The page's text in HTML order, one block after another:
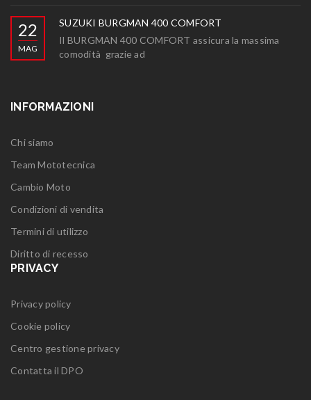
22
MAG
SUZUKI BURGMAN 400 COMFORT
Il BURGMAN 400 COMFORT assicura la massima
comodità grazie ad
INFORMAZIONI
Chi siamo
Team Mototecnica
Cambio Moto
Condizioni di vendita
Termini di utilizzo
Diritto di recesso
PRIVACY
Privacy policy
Cookie policy
Centro gestione privacy
Contatta il DPO